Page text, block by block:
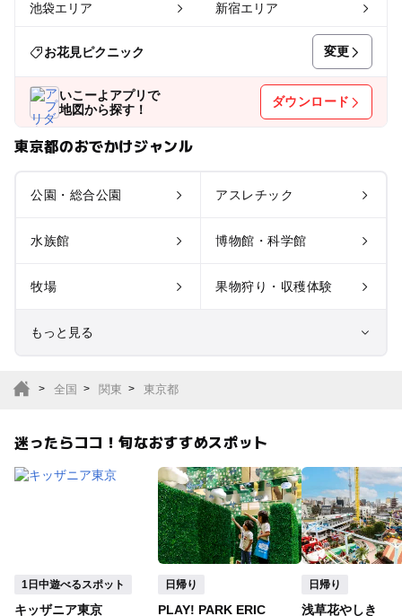
池袋エリア 新宿エリア
お花見ピクニック 変更
いこーよアプリで
地図から探す！
ダウンロード
東京都のおでかけジャンル
公園・総合公園 アスレチック
水族館 博物館・科学館
牧場 果物狩り・収穫体験
もっと見る
サファリパーク
植物園・フラワーパー
ク
バーベキュー
釣り
全国 関東 東京都
迷ったらココ！旬なおすすめスポット
1日中遊べるスポット
キッザニア東京
日帰り
PLAY! PARK ERIC
日帰り
浅草花やしき